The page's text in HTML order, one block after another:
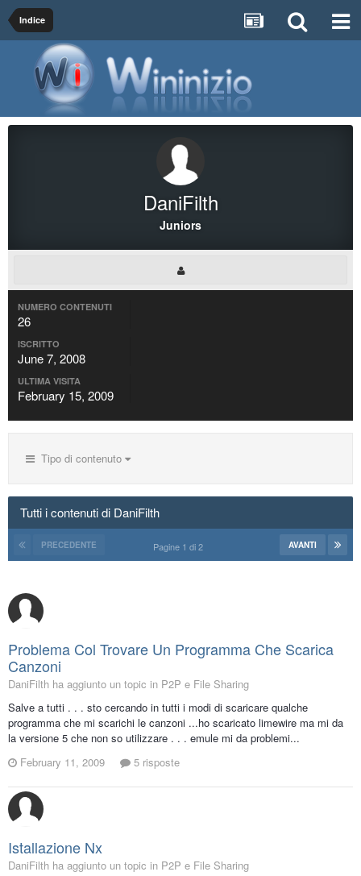
Indice
DaniFilth
Juniors
NUMERO CONTENUTI
26
ISCRITTO
June 7, 2008
ULTIMA VISITA
February 15, 2009
Tipo di contenuto
Tutti i contenuti di DaniFilth
PRECEDENTE AVANTI
Pagine 1 di 2
Problema Col Trovare Un Programma Che Scarica
Canzoni
DaniFilth ha aggiunto un topic in P2P e File Sharing
Salve a tutti . . . sto cercando in tutti i modi di scaricare qualche
programma che mi scarichi le canzoni ...ho scaricato limewire ma mi da
la versione 5 che non so utilizzare . . . emule mi da problemi...
February 11, 2009
5 risposte
Istallazione Nx
DaniFilth ha aggiunto un topic in P2P e File Sharing